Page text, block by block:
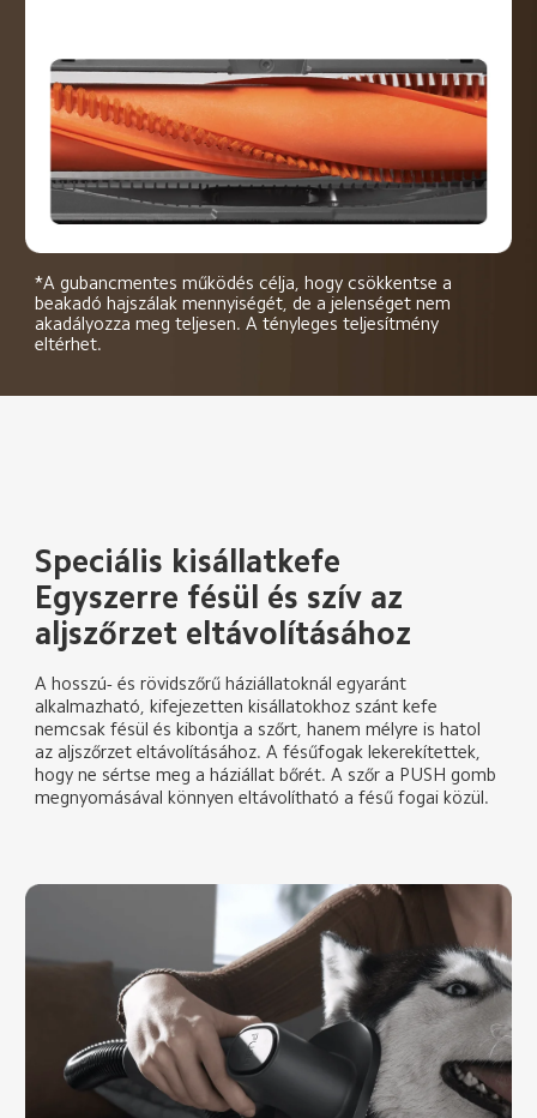
*A gubancmentes működés célja, hogy csökkentse a
beakadó hajszálak mennyiségét, de a jelenséget nem
akadályozza meg teljesen. A tényleges teljesítmény
eltérhet.
Speciális kisállatkefe
Egyszerre fésül és szív az
aljszőrzet eltávolításához
A hosszú- és rövidszőrű háziállatoknál egyaránt
alkalmazható, kifejezetten kisállatokhoz szánt kefe
nemcsak fésül és kibontja a szőrt, hanem mélyre is hatol
az aljszőrzet eltávolításához. A fésűfogak lekerekítettek,
hogy ne sértse meg a háziállat bőrét. A szőr a PUSH gomb
megnyomásával könnyen eltávolítható a fésű fogai közül.